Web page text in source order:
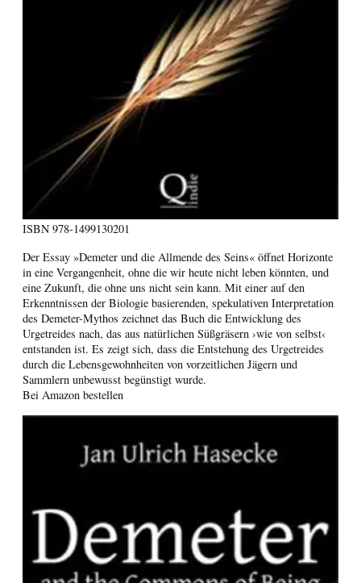
ISBN 978-1499130201
Der Essay »Demeter und die Allmende des Seins« öffnet Horizonte
in eine Vergangenheit, ohne die wir heute nicht leben könnten, und
eine Zukunft, die ohne uns nicht sein kann. Mit einer auf den
Erkenntnissen der Biologie basierenden, spekulativen Interpretation
des Demeter-Mythos zeichnet das Buch die Entwicklung des
Urgetreides nach, das aus natürlichen Süßgräsern ›wie von selbst‹
entstanden ist. Es zeigt sich, dass die Entstehung des Urgetreides
durch die Lebensgewohnheiten von vorzeitlichen Jägern und
Sammlern unbewusst begünstigt wurde.
Bei Amazon bestellen